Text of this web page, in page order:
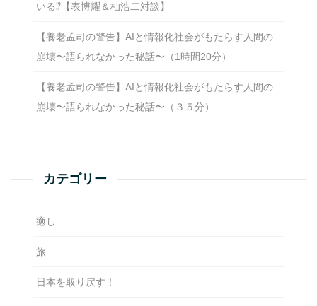
いる⁉【表博耀＆杣浩二対談】
【養老孟司の警告】AIと情報化社会がもたらす人間の
崩壊〜語られなかった秘話〜（1時間20分）
【養老孟司の警告】AIと情報化社会がもたらす人間の
崩壊〜語られなかった秘話〜（３５分）
カテゴリー
癒し
旅
日本を取り戻す！